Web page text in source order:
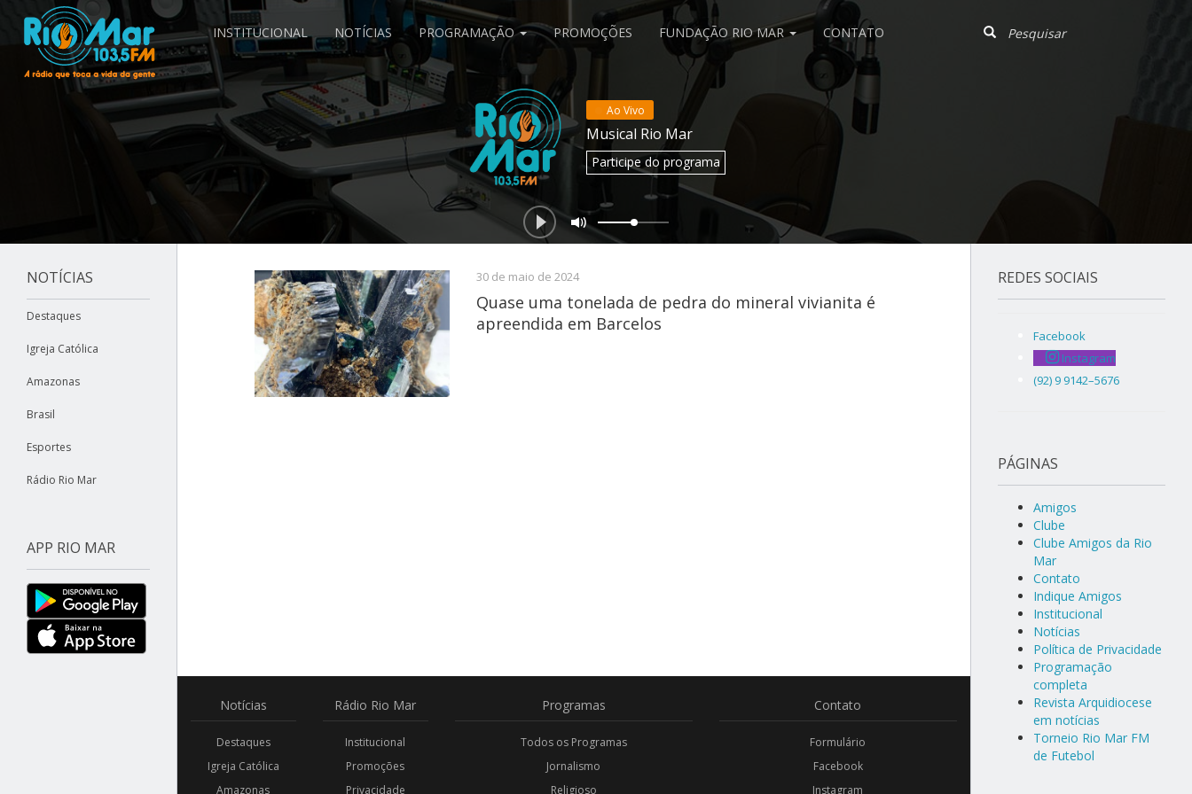
INSTITUCIONAL NOTÍCIAS PROGRAMAÇÃO PROMOÇÕES FUNDAÇÃO RIO MAR CONTATO
Ao Vivo
Musical Rio Mar
Participedo programa
NOTÍCIAS
Destaques
Igreja Católica
Amazonas
Brasil
Esportes
Rádio Rio Mar
APP RIO MAR
30 de maio de 2024
Quase uma tonelada de pedra do mineral vivianita é
apreendida em Barcelos
Notícias
Destaques
Igreja Católica
Amazonas
Rádio Rio Mar
Institucional
Promoções
Privacidade
Programas
Todos os Programas
Jornalismo
Religioso
Contato
Formulário
Facebook
Instagram
REDES SOCIAIS
Facebook
Instagram
(92) 9 9142–5676
PÁGINAS
Amigos
Clube
Clube Amigos da Rio
Mar
Contato
Indique Amigos
Institucional
Notícias
Política de Privacidade
Programação
completa
Revista Arquidiocese
em notícias
Torneio Rio Mar FM
de Futebol